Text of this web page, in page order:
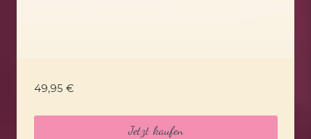
49,95 €
Jetzt kaufen